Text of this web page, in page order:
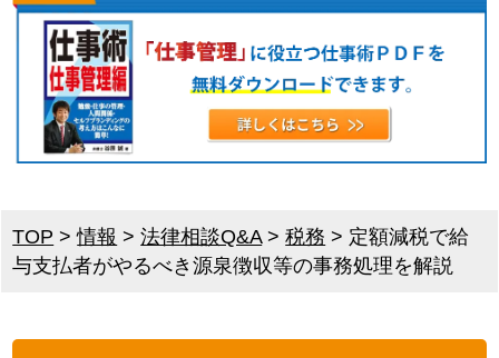
TOP >情報 >法律相談Q&A>税務 > 定額減税で給
与支払者がやるべき源泉徴収等の事務処理を解説